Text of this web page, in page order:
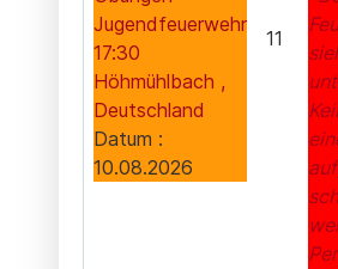
Jugendfeuerwehr
17:30
Höhmühlbach ,
Deutschland
Datum :
10.08.2026
11